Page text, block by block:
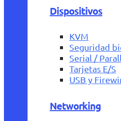
Dispositivos
KVM
Seguridad
Serial /
Tarjetas E/S
USB y
Networking